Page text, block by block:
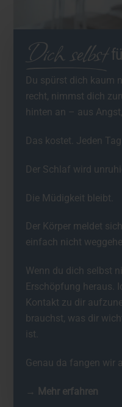
Dich selbst
Du spürst dich kaum
recht, nimmst dich
hinten an – aus
Das kostet. Jeden
Der Schlaf wird
Die Müdigkeit bleibt.
Der Körper meldet
einfach nicht
Wenn du dich selbst
Erschöpfung heraus.
Kontakt zu dir
brauchst, was dir
ist.
Genau da fangen wir
→ Mehr erfahren